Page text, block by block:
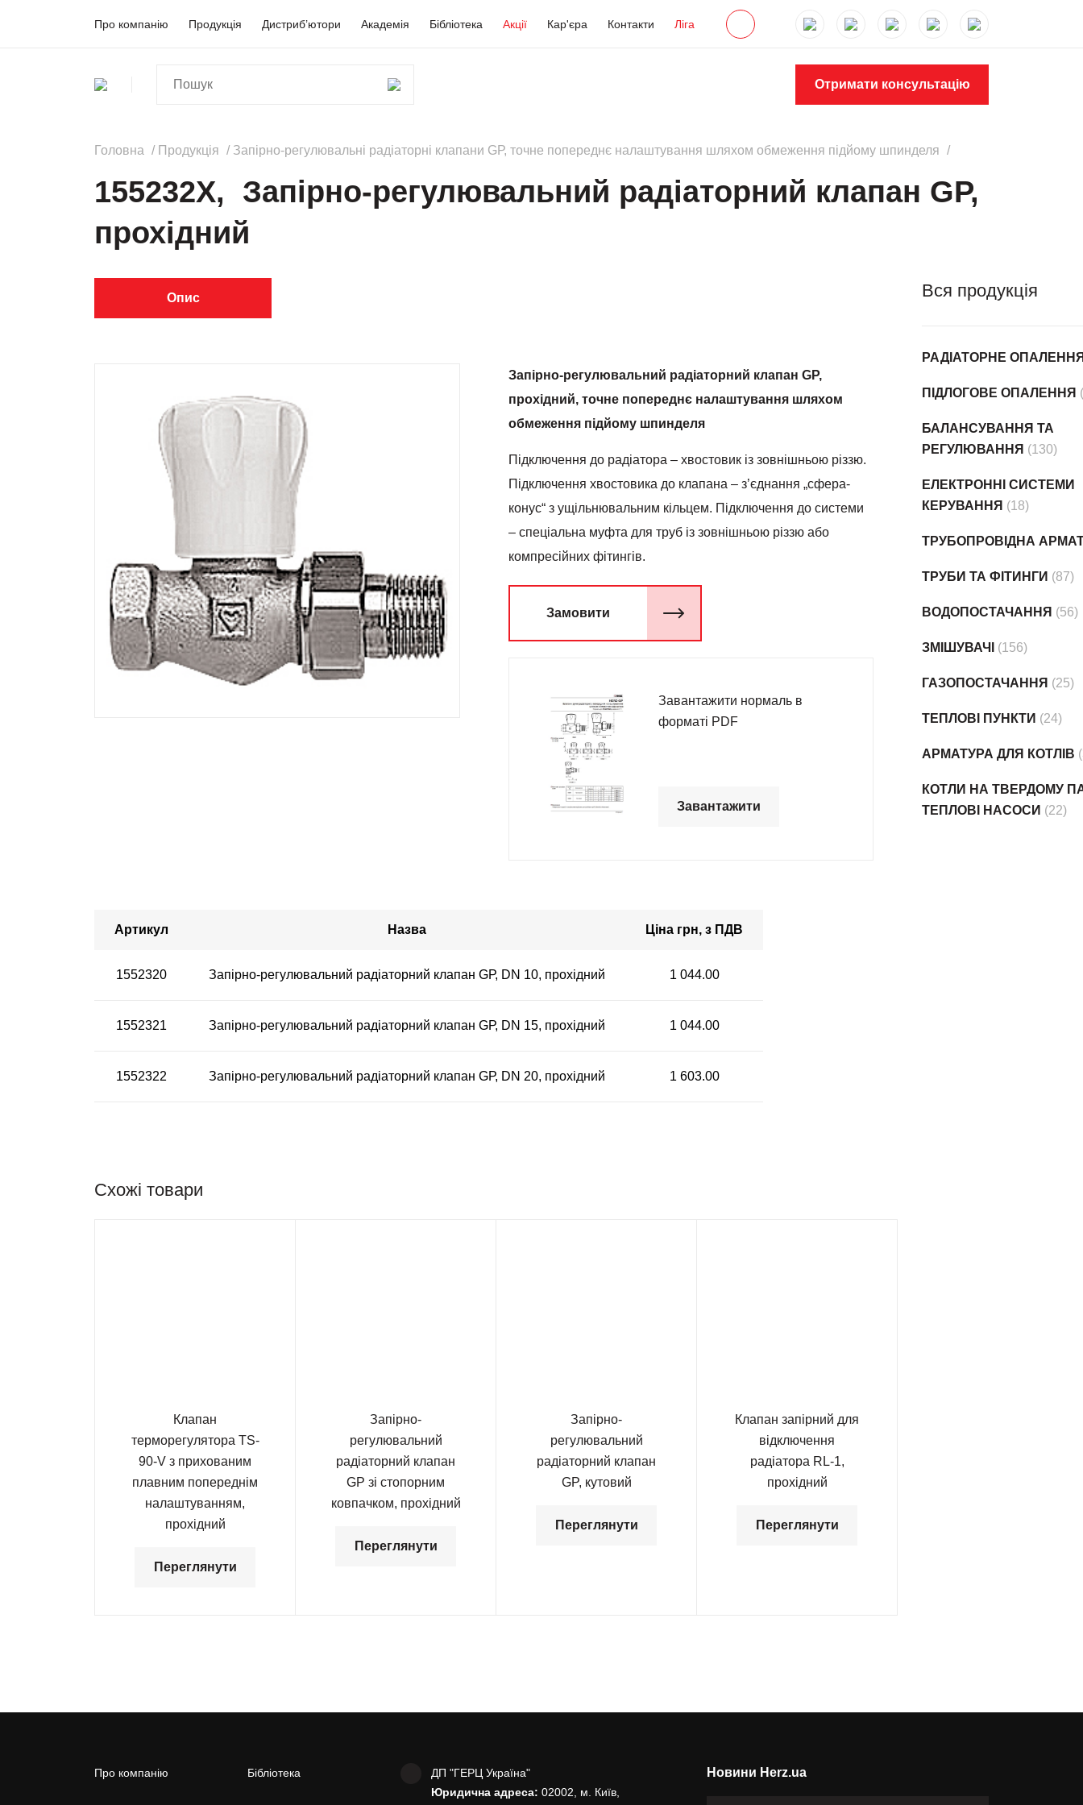
Про компанію Продукція Дистриб’ютори Академія Бібліотека Акції Кар'єра Контакти Ліга
Отримати консультацію
Головна Продукція Запірно-регулювальні радіаторні клапани GР, точне попереднє налаштування шляхом обмеження підйому шпинделя
155232X, Запірно-регулювальний радіаторний клапан GР,
прохідний
Опис
Запірно-регулювальний радіаторний клапан GР,
прохідний, точне попереднє налаштування шляхом
обмеження підйому шпинделя
Підключення до радіатора – хвостовик із зовнішньою різзю.
Підключення хвостовика до клапана – з’єднання „сфера-
конус“ з ущільнювальним кільцем. Підключення до системи
– спеціальна муфта для труб із зовнішньою різзю або
компресійних фітингів.
Замовити
Завантажити нормаль в
форматі PDF
Завантажити
Артикул Назва Ціна грн, з ПДВ
1552320 Запірно-регулювальний радіаторний клапан GР, DN 10, прохідний 1 044.00
1552321 Запірно-регулювальний радіаторний клапан GР, DN 15, прохідний 1 044.00
1552322 Запірно-регулювальний радіаторний клапан GР, DN 20, прохідний 1 603.00
Схожі товари
Клапан
терморегулятора TS-
90-V з прихованим
плавним попереднім
налаштуванням,
прохідний
Переглянути
Запірно-
регулювальний
радіаторний клапан
GР зі стопорним
ковпачком, прохідний
Переглянути
Запірно-
регулювальний
радіаторний клапан
GP, кутовий
Переглянути
Клапан запірний для
відключення
радіатора RL-1,
прохідний
Переглянути
Вся продукція
РАДІАТОРНЕ
ПІДЛОГОВЕ ОПАЛЕННЯ
БАЛАНСУВАННЯ ТА
РЕГУЛЮВАННЯ (130)
ЕЛЕКТРОННІ СИСТЕМИ
КЕРУВАННЯ (18)
ТРУБОПРОВІДНА
ТРУБИ ТА ФІТИНГИ (87)
ВОДОПОСТАЧАННЯ (56)
ЗМІШУВАЧІ (156)
ГАЗОПОСТАЧАННЯ (25)
ТЕПЛОВІ ПУНКТИ (24)
АРМАТУРА ДЛЯ КОТЛІВ
КОТЛИ НА ТВЕРДОМУ
ТЕПЛОВІ НАСОСИ (22)
Про компанію Бібліотека
ДП "ГЕРЦ Україна"
Юридична адреса: 02002, м. Київ,
Новини Herz.ua